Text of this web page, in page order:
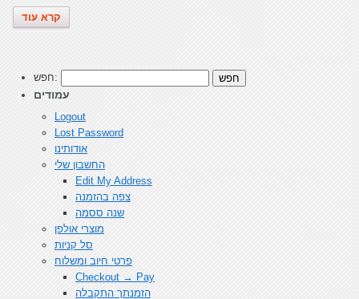
קרא עוד
חפש:
עמודים
Logout
Lost Password
אודותינו
החשבון שלי
Edit My Address
צפה בהזמנה
שנה ססמה
מוצרי אולפן
סל קניות
פרטי חיוב ומשלוח
Checkout → Pay
הזמנתך התקבלה